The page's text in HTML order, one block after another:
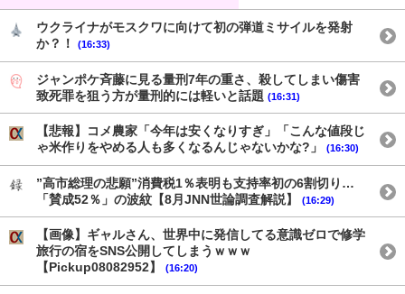
ウクライナがモスクワに向けて初の弾道ミサイルを発射
か？！
(16:33)
ジャンポケ斉藤に見る量刑7年の重さ、殺してしまい傷害
致死罪を狙う方が量刑的には軽いと話題 (16:31)
【悲報】コメ農家「今年は安くなりすぎ」「こんな値段じ
ゃ米作りをやめる人も多くなるんじゃないかな?」
(16:30)
”高市総理の悲願”消費税1％表明も支持率初の6割切り…
「賛成52％」の波紋【8月JNN世論調査解説】
(16:29)
【画像】ギャルさん、世界中に発信してる意識ゼロで修学
旅行の宿をSNS公開してしまうｗｗｗ
【Pickup08082952】
(16:20)